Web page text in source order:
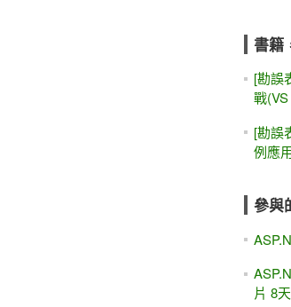
書籍
[勘誤
戰
[勘誤
例應
參與
片 8天